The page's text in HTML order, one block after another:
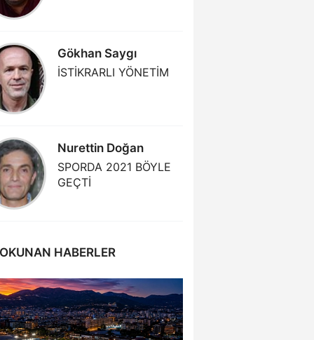
Gökhan Saygı
İSTİKRARLI YÖNETİM
Nurettin Doğan
SPORDA 2021 BÖYLE
GEÇTİ
HABERLER